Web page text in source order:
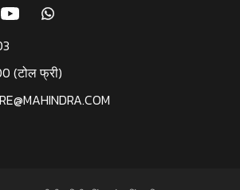
(टोल फ्री)